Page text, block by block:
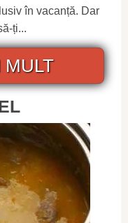
în vacanță. Dar
ți...
MULT